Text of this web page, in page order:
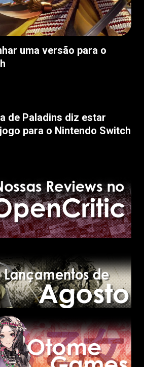
uma versão para o
de Paladins diz estar
para o Nintendo Switch